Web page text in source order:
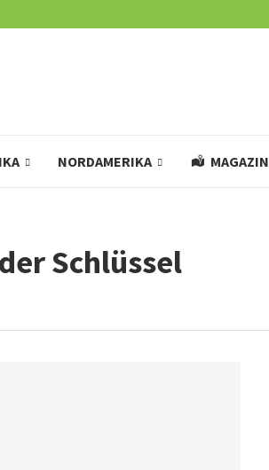
NORDAMERIKA MAGAZIN
Schlüssel